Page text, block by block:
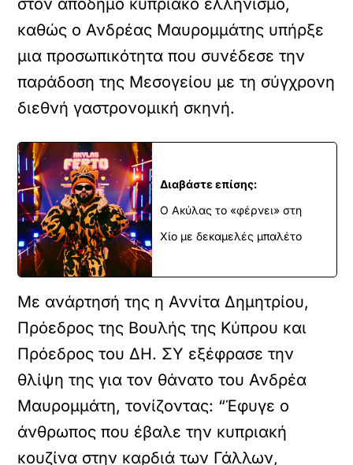
στον απόδημο κυπριακό ελληνισμό,
καθώς ο Ανδρέας Μαυρομμάτης υπήρξε
μια προσωπικότητα που συνέδεσε την
παράδοση της Μεσογείου με τη σύγχρονη
διεθνή γαστρονομική σκηνή.
Διαβάστε επίσης:
Ο Ακύλας το «φέρνει» στη
Χίο με δεκαμελές μπαλέτο
Με ανάρτησή της η Αννίτα Δημητρίου,
Πρόεδρος της Βουλής της Κύπρου και
Πρόεδρος του ΔΗ. ΣΥ εξέφρασε την
θλίψη της για τον θάνατο του Ανδρέα
Μαυρομμάτη, τονίζοντας: “Έφυγε ο
άνθρωπος που έβαλε την κυπριακή
κουζίνα στην καρδιά των Γάλλων,